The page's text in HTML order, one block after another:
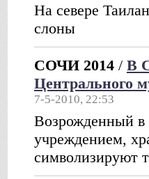
На севере
слоны
СОЧИ 2014 / В
Центрального
7-5-2010, 22:53
Возрожденный в
учреждением,
символизируют